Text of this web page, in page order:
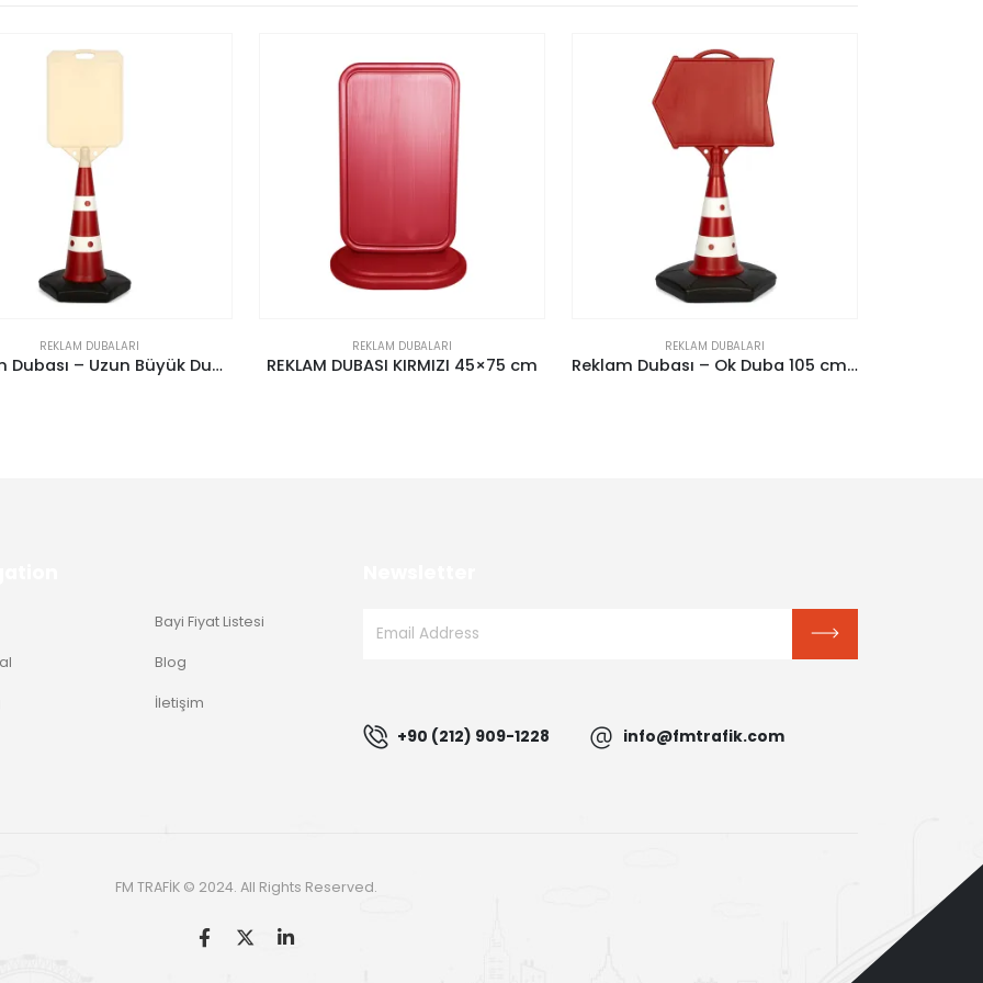
REKLAM DUBALARI
DUBASI KIRMIZI 45×75 cm
REKLAM DUBALARI
Reklam Dubası – Ok Duba 105 cm (34×38)
REKLAM DUBALARI
A Tabela Gri
Bayi Fiyat Listesi
Blog
İletişim
+90 (212) 909-1228 info@fmtrafik.com
FM TRAFİK © 2024. All Rights Reserved.